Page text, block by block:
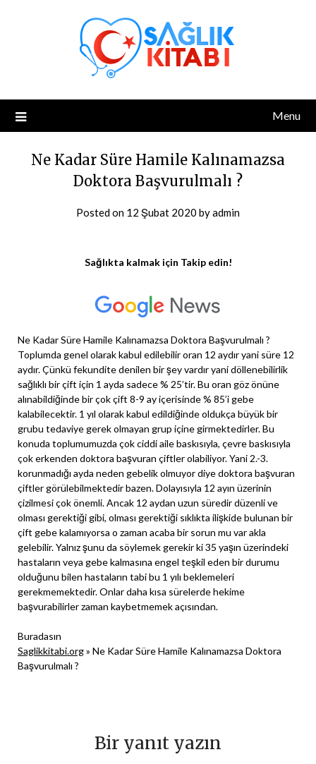
Menu
Ne Kadar Süre Hamile Kalınamazsa
Doktora Başvurulmalı ?
Posted on 12 Şubat 2020 byadmin
Sağlıkta kalmak için Takip edin!
Ne Kadar Süre Hamile Kalınamazsa Doktora Başvurulmalı ?
Toplumda genel olarak kabul edilebilir oran 12 aydır yani süre 12
aydır. Çünkü fekundite denilen bir şey vardır yani döllenebilirlik
sağlıklı bir çift için 1 ayda sadece % 25’tir. Bu oran göz önüne
alınabildiğinde bir çok çift 8-9 ay içerisinde % 85’i gebe
kalabilecektir. 1 yıl olarak kabul edildiğinde oldukça büyük bir
grubu tedaviye gerek olmayan grup içine girmektedirler. Bu
konuda toplumumuzda çok ciddi aile baskısıyla, çevre baskısıyla
çok erkenden doktora başvuran çiftler olabiliyor. Yani 2.-3.
korunmadığı ayda neden gebelik olmuyor diye doktora başvuran
çiftler görülebilmektedir bazen. Dolayısıyla 12 ayın üzerinin
çizilmesi çok önemli. Ancak 12 aydan uzun süredir düzenli ve
olması gerektiği gibi, olması gerektiği sıklıkta ilişkide bulunan bir
çift gebe kalamıyorsa o zaman acaba bir sorun mu var akla
gelebilir. Yalnız şunu da söylemek gerekir ki 35 yaşın üzerindeki
hastaların veya gebe kalmasına engel teşkil eden bir durumu
olduğunu bilen hastaların tabi bu 1 yılı beklemeleri
gerekmemektedir. Onlar daha kısa sürelerde hekime
başvurabilirler zaman kaybetmemek açısından.
Buradasın
Saglikkitabi.org» Ne Kadar Süre Hamile Kalınamazsa Doktora
Başvurulmalı ?
Bir yanıt yazın